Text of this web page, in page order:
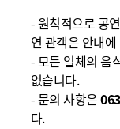
-원칙적으로 공
연 관객은 안내
-모든 일체의 음
없습니다.
-문의 사항은
다.